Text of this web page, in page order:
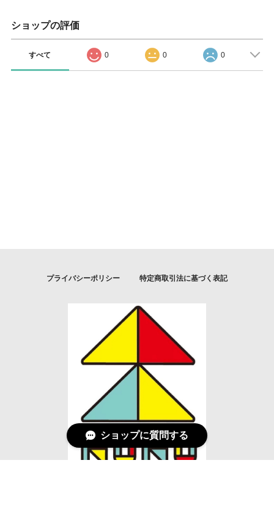
ショップの評価
すべて 0 0 0
プライバシーポリシー 特定商取引法に基づく表記
ショップに質問する